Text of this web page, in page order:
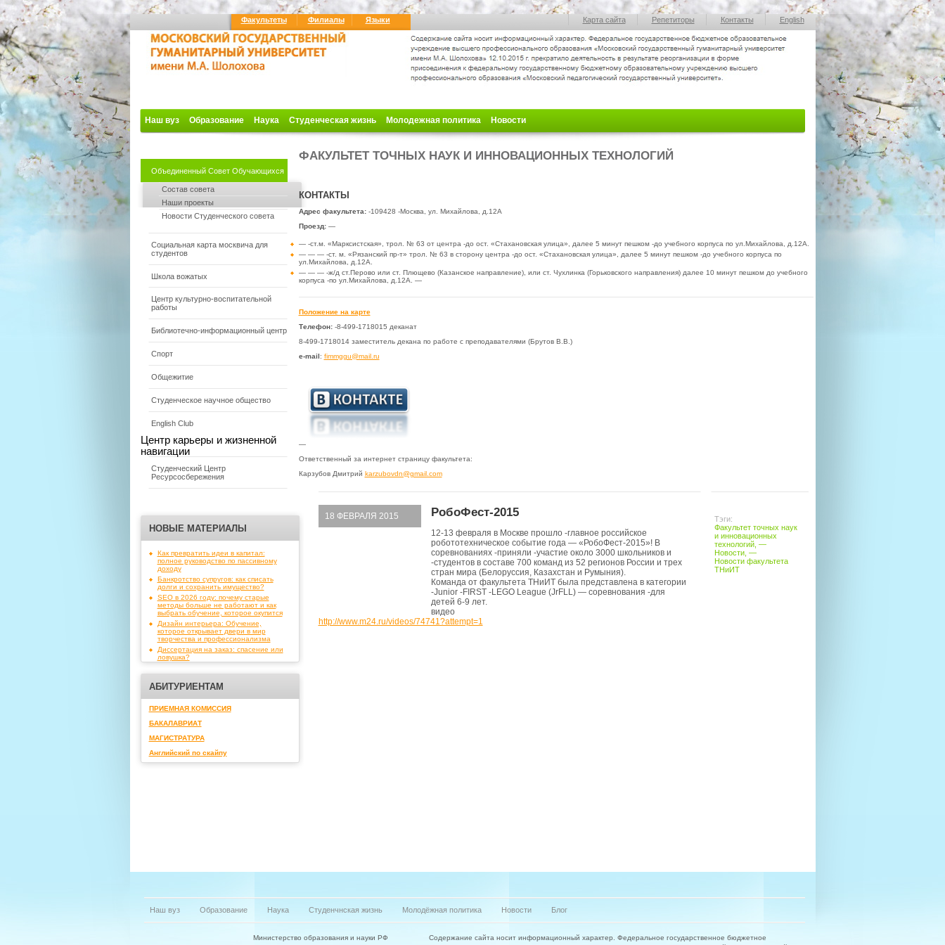
Факультеты Филиалы Языки Карта сайта Репетиторы Контакты English
Наш вуз Образование Наука Студенческая жизнь Молодежная политика Новости
Объединенный Совет Обучающихся
Состав совета
Наши проекты
Новости Студенческого совета
Социальная карта москвича для
студентов
Школа вожатых
Центр культурно-воспитательной
работы
Библиотечно-информационный центр
Спорт
Общежитие
Студенческое научное общество
English Club
Центр карьеры и жизненной
навигации
Студенческий Центр
Ресурсосбережения
НОВЫЕ МАТЕРИАЛЫ
Как превратить идеи в капитал:
полное руководство по пассивному
доходу
Банкротство супругов: как списать
долги и сохранить имущество?
SEO в 2026 году: почему старые
методы больше не работают и как
выбрать обучение, которое окупится
Дизайн интерьера: Обучение,
которое открывает двери в мир
творчества и профессионализма
Диссертация на заказ: спасение или
ловушка?
АБИТУРИЕНТАМ
ПРИЕМНАЯ КОМИССИЯ
БАКАЛАВРИАТ
МАГИСТРАТУРА
Английский по скайпу
ФАКУЛЬТЕТ ТОЧНЫХ НАУК И ИННОВАЦИОННЫХ ТЕХНОЛОГИЙ
КОНТАКТЫ
Адрес факультета:-109428 -Москва, ул. Михайлова, д.12А
Проезд:—
— -ст.м. «Марксистская», трол.
№ 63 от центра -до ост. «Стахановская улица», далее 5 минут пешком -до учебного корпуса по ул.Михайлова, д.12А.
— — — -ст. м. «Рязанский пр-т» трол. № 63 в сторону центра -до ост. «Стахановская улица», далее 5 минут пешком -до учебного корпуса по
ул.Михайлова, д.12А.
— — — -ж/д ст.Перово или ст. Плющево (Казанское направление), или ст. Чухлинка (Горьковского направления) далее 10 минут пешком до учебного
корпуса -по ул.Михайлова, д.12А. —
Положение на карте
Телефон:-8-499-1718015 деканат
8-499-1718014 заместитель декана по работе с преподавателями (Брутов В.В.)
e-mail: fimmggu@mail.ru
—
Ответственный за интернет страницу факультета:
Карзубов Дмитрий karzubovdn@gmail.com
Тэги:
Факультет точных наук
и инновационных
технологий, —
Новости, —
Новости факультета
ТНиИТ
18 ФЕВРАЛЯ 2015 РобоФест-2015
12-13 февраля в Москве прошло -главное российское
робототехническое событие года — «РобоФест-2015»! В
соревнованиях -приняли -участие около 3000 школьников и
-студентов в составе 700 команд из 52 регионов России и трех
стран мира (Белоруссия, Казахстан и Румыния).
Команда от факультета ТНиИТ была представлена в категории
-Junior -FIRST -LEGO League (JrFLL) — соревнования -для
детей 6-9 лет.
видео
http://www.m24.ru/videos/74741?attempt=1
Наш вуз Образование Наука Студенчнская жизнь Молодёжная политика Новости Блог
Министерство образования и науки РФ
Содержание сайта носит информационный характер. Федеральное государственное бюджетное